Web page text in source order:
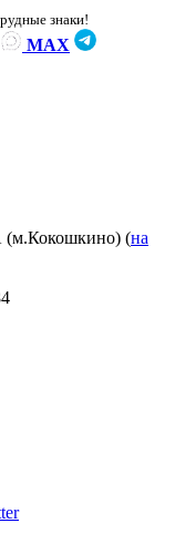
знаки!
MAX
(м.Кокошкино) (на